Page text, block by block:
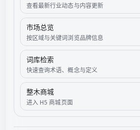
查看最新行业动态与内容更新
市场总览
按区域与关键词浏览品牌信息
词库检索
快速查询术语、概念与定义
整木商城
进入 H5 商城页面